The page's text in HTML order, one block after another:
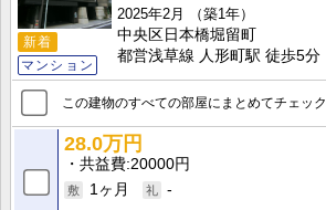
新着
マンション
2025年2月
（築1年）
中央区日本橋堀留町
都営浅草線 人形町駅 徒歩5分
この建物のすべての部屋にまとめてチェック
28.0万円
共益費 20000円
1ヶ月
-